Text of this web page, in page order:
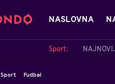
NASLOVNA
Sport:
Sport Fudbal